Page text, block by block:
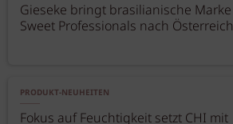
Gieseke bringt brasilianische Marke
Sweet Professionals nach Österreich
PRODUKT-NEUHEITEN
Fokus auf Feuchtigkeit setzt CHI mit